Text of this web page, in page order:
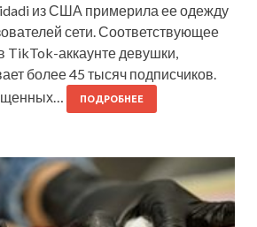
из США примерила ее одежду
сети. Соответствующее
TikTok-аккаунте девушки,
более 45 тысяч подписчиков.
ПОДРОБНЕЕ